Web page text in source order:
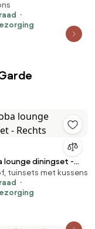
Textileen
textileen Grijs
lounge diningset -
tuinsets met kussens